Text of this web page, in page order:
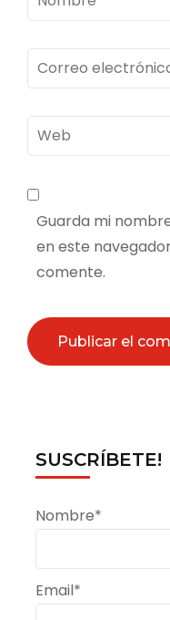
Correo
electrónico*
Web
Guarda mi
en este
comente.
SUSCRÍBETE!
Nombre*
Email*